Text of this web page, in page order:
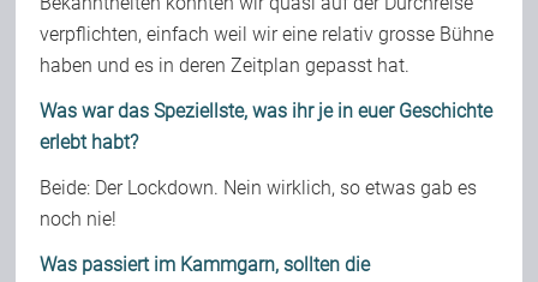
verpflichten, einfach weil wir eine relativ grosse Bühne
haben und es in deren Zeitplan gepasst hat.
Was war das Speziellste, was ihr je in euer Geschichte
erlebt habt?
Beide: Der Lockdown. Nein wirklich, so etwas gab es
noch nie!
Was passiert im Kammgarn, sollten die